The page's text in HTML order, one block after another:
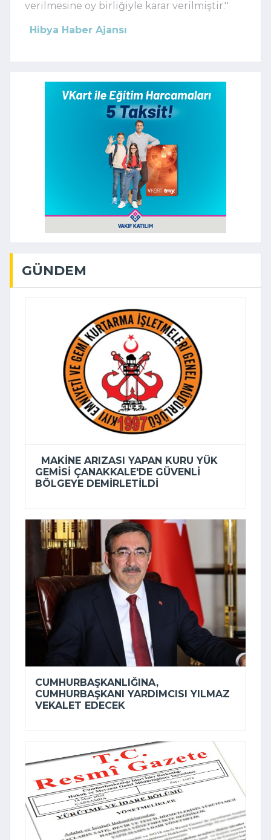
verilmesine oy birliğiyle karar verilmiştir.''
Hibya Haber Ajansı
GÜNDEM
MAKINE ARIZASI YAPAN KURU YÜK
GEMISI ÇANAKKALE'DE GÜVENLI
BÖLGEYE DEMIRLETILDI
CUMHURBAŞKANLIĞINA,
CUMHURBAŞKANI YARDIMCISI YILMAZ
VEKALET EDECEK